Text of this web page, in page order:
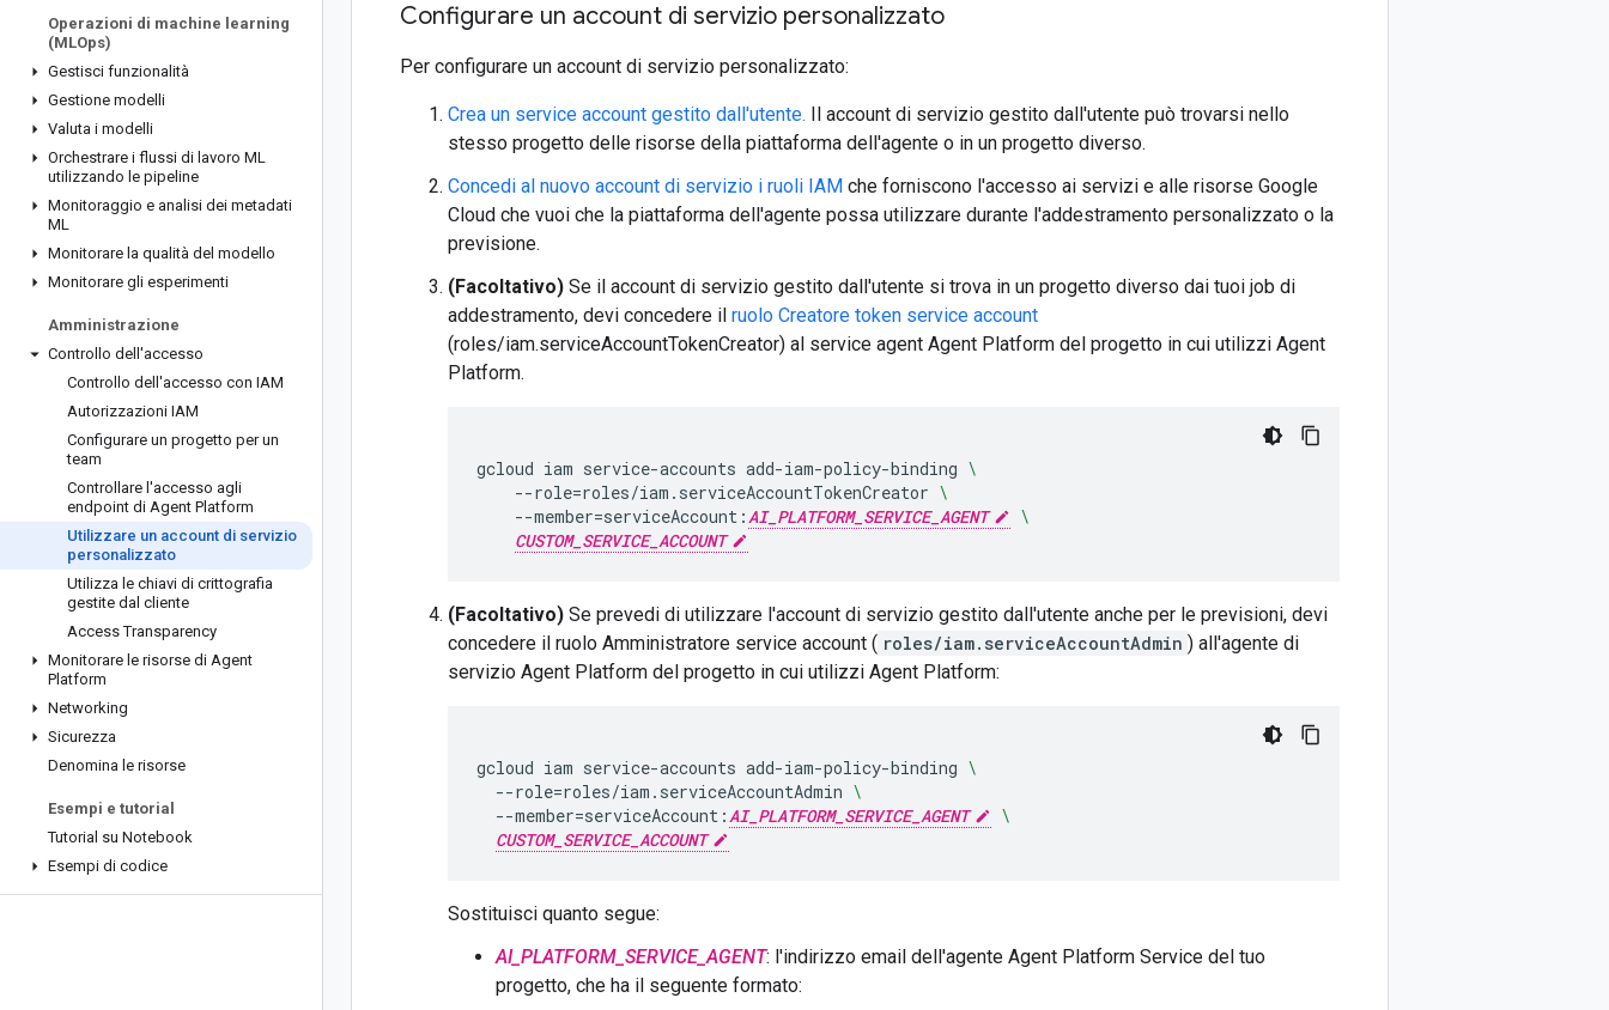
Operazioni di machine learning
(MLOps)
Gestisci funzionalità
Gestione modelli
Valuta i modelli
Orchestrare i flussi di lavoro ML
utilizzando le pipeline
Monitoraggio e analisi dei metadati
ML
Monitorare la qualità del modello
Monitorare gli esperimenti
Amministrazione
Controllo dell'accesso
Controllo dell'accesso con IAM
Autorizzazioni IAM
Configurare un progetto per un
team
Controllare l'accesso agli
endpoint di Agent Platform
Utilizzare un account di servizio
personalizzato
Utilizza le chiavi di crittografia
gestite dal cliente
Access Transparency
Monitorare le risorse di Agent
Platform
Networking
Sicurezza
Denomina le risorse
Esempi e tutorial
Tutorial su Notebook
Esempi di codice
Configurare un account di servizio personalizzato
Per configurare un account di servizio personalizzato:
Crea un service account gestito dall'utente. Il account di servizio gestito dall'utente può trovarsi nello
stesso progetto delle risorse della piattaforma dell'agente o in un progetto diverso.
Concedi al nuovo account di servizio i ruoli IAM che forniscono l'accesso ai servizi e alle risorse Google
Cloud che vuoi che la piattaforma dell'agente possa utilizzare durante l'addestramento personalizzato o la
previsione.
(Facoltativo) Se il account di servizio gestito dall'utente si trova in un progetto diverso dai tuoi job di
addestramento, devi concedere il ruolo Creatore token service account
(roles/iam.serviceAccountTokenCreator) al service agent Agent Platform del progetto in cui utilizzi Agent
Platform.
gcloud iam service-accounts add-iam-policy-binding \
--role=roles/iam.serviceAccountTokenCreator \
--member=serviceAccount:AI_PLATFORM_SERVICE_AGENT
\
CUSTOM_SERVICE_ACCOUNT
(Facoltativo) Se prevedi di utilizzare l'account di servizio gestito dall'utente anche per le previsioni, devi
concedere il ruolo Amministratore service account ( roles/iam.serviceAccountAdmin ) all'agente di
servizio Agent Platform del progetto in cui utilizzi Agent Platform:
gcloud iam service-accounts add-iam-policy-binding \
--role=roles/iam.serviceAccountAdmin \
--member=serviceAccount:AI_PLATFORM_SERVICE_AGENT
\
CUSTOM_SERVICE_ACCOUNT
Sostituisci quanto segue:
AI_PLATFORM_SERVICE_AGENT: l'indirizzo email dell'agente Agent Platform Service del tuo
progetto, che ha il seguente formato: